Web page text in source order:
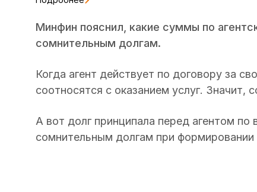
Минфин пояснил, какие суммы по
сомнительным долгам.
Когда агент действует по договору за
соотносятся с оказанием услуг. Значит,
А вот долг принципала перед агентом по
сомнительным долгам при формировании